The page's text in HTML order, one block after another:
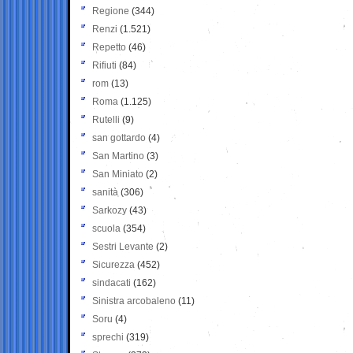
Regione (344)
Renzi (1.521)
Repetto (46)
Rifiuti (84)
rom (13)
Roma (1.125)
Rutelli (9)
san gottardo (4)
San Martino (3)
San Miniato (2)
sanità (306)
Sarkozy (43)
scuola (354)
Sestri Levante (2)
Sicurezza (452)
sindacati (162)
Sinistra arcobaleno (11)
Soru (4)
sprechi (319)